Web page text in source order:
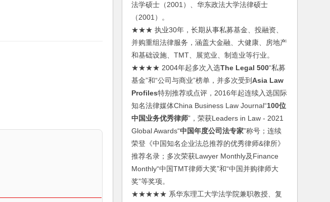
法学硕士（2001）、华东政法大学法律硕士
（2001）。
★★★ 执业30年，长期从事私募基金、投融资、
并购重组法律服务，涵盖大金融、大健康、房地产
和基础设施、TMT、展览业、制造业等行业。
★★★★ 2004年起多次入选The Legal 500“私募
基金”和“公司与商业”榜单，并多次受到Asia Law
Profiles特别推荐或点评，2016年起连续入选国际
知名法律媒体China Business Law Journal“100位
中国业务优秀律师”，荣获Leaders in Law - 2021
Global Awards“中国年度公司法专家”称号；连续
荣登《中国知名企业法总推荐的优秀律师&律所》
推荐名录；多次荣获Lawyer Monthly及Finance
Monthly“中国TMT律师大奖”和“中国并购律师大
奖”等奖项。
★★★★★ 系华东理工大学法学院兼职教授、复